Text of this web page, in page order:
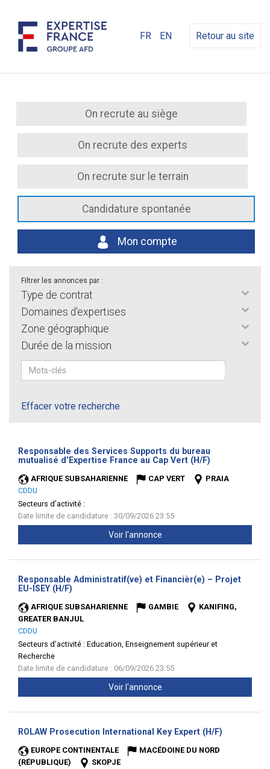
FR EN Retour au site
On recrute au siège
On recrute des experts
On recrute sur le terrain
Candidature spontanée
Mon compte
Filtrer les annonces par :
Type de contrat
Domaines d'expertises
Zone géographique
Durée de la mission
Effacer votre recherche
Responsable des Services Supports du bureau
mutualisé d’Expertise France au Cap Vert (H/F)
AFRIQUE SUBSAHARIENNE CAP VERT
PRAIA
CDDU
Secteurs d'activité :
Date limite de candidature : 30/09/2026 23:55
Voir l'annonce
Responsable Administratif(ve) et Financièr(e) – Projet
EU-ISEY (H/F)
AFRIQUE SUBSAHARIENNE GAMBIE
KANIFING,
GREATER BANJUL
CDDU
Secteurs d'activité : Education, Enseignement supérieur et
Recherche
Date limite de candidature : 06/09/2026 23:55
Voir l'annonce
ROLAW Prosecution International Key Expert (H/F)
EUROPE CONTINENTALE
MACÉDOINE DU NORD
(RÉPUBLIQUE)
SKOPJE